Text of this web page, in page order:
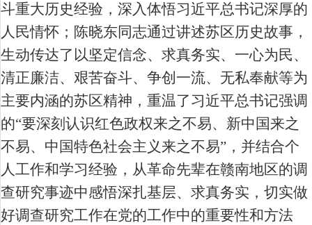
斗重大历史经验，深入体悟习近平总书记深厚的
人民情怀；陈晓东同志通过讲述苏区历史故事，
生动传达了以坚定信念、求真务实、一心为民、
清正廉洁、艰苦奋斗、争创一流、无私奉献等为
主要内涵的苏区精神，重温了习近平总书记强调
的“要深刻认识红色政权来之不易、新中国来之
不易、中国特色社会主义来之不易”，并结合个
人工作和学习经验，从革命先辈在赣南地区的调
查研究事迹中感悟深扎基层、求真务实，切实做
好调查研究工作在党的工作中的重要性和方法